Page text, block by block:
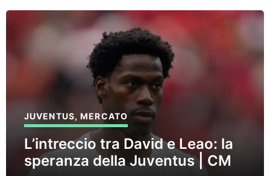
JUVENTUS,MERCATO
L’intreccio tra David e Leao: la
speranza della Juventus | CM